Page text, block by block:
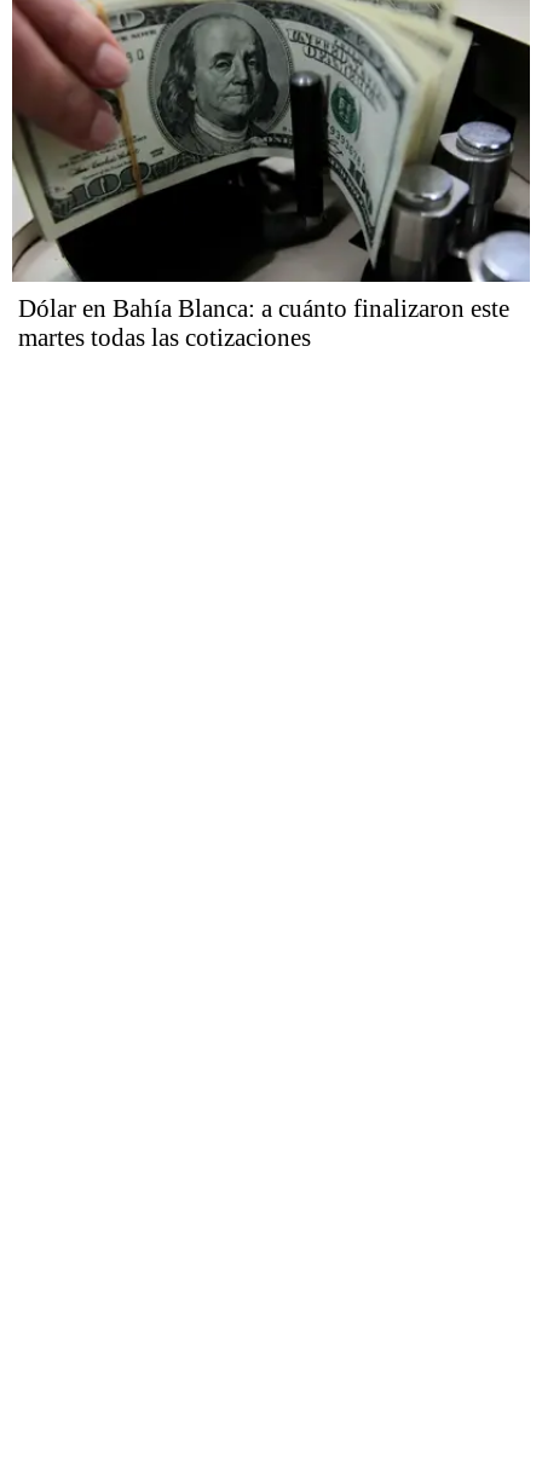
Dólar en Bahía Blanca: a cuánto finalizaron este
martes todas las cotizaciones